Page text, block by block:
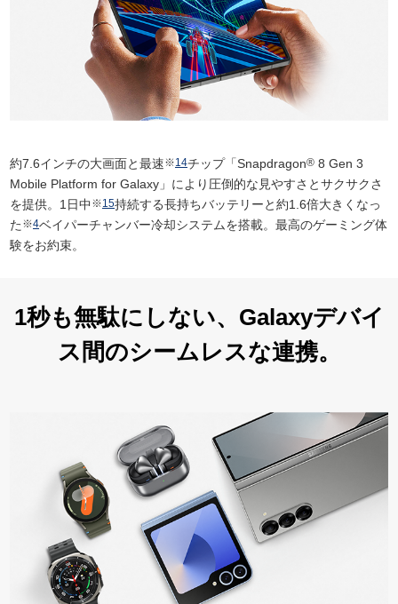
約7.6インチの大画面と最速※14チップ「Snapdragon® 8 Gen 3
Mobile Platform for Galaxy」により圧倒的な見やすさとサクサクさ
を提供。1日中 ※15持続する長持ちバッテリーと約1.6倍大きくなっ
た ※4ベイパーチャンバー冷却システムを搭載。最高のゲーミング体
験をお約束。
1秒も無駄にしない、 Galaxyデバイ
ス間のシームレスな連携。